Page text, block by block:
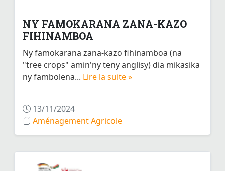
NY FAMOKARANA ZANA-KAZO
FIHINAMBOA
Ny famokarana zana-kazo fihinamboa (na
"tree crops" amin'ny teny anglisy) dia mikasika
ny fambolena... Lire la suite »
13/11/2024
Aménagement Agricole